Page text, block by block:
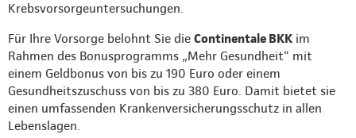
Krebsvorsorgeuntersuchungen.
Für Ihre Vorsorge belohnt Sie die Continentale BKK im
Rahmen des Bonusprogramms „Mehr Gesundheit“ mit
einem Geldbonus von bis zu 190 Euro oder einem
Gesundheitszuschuss von bis zu 380 Euro. Damit bietet sie
einen umfassenden Krankenversicherungsschutz in allen
Lebenslagen.